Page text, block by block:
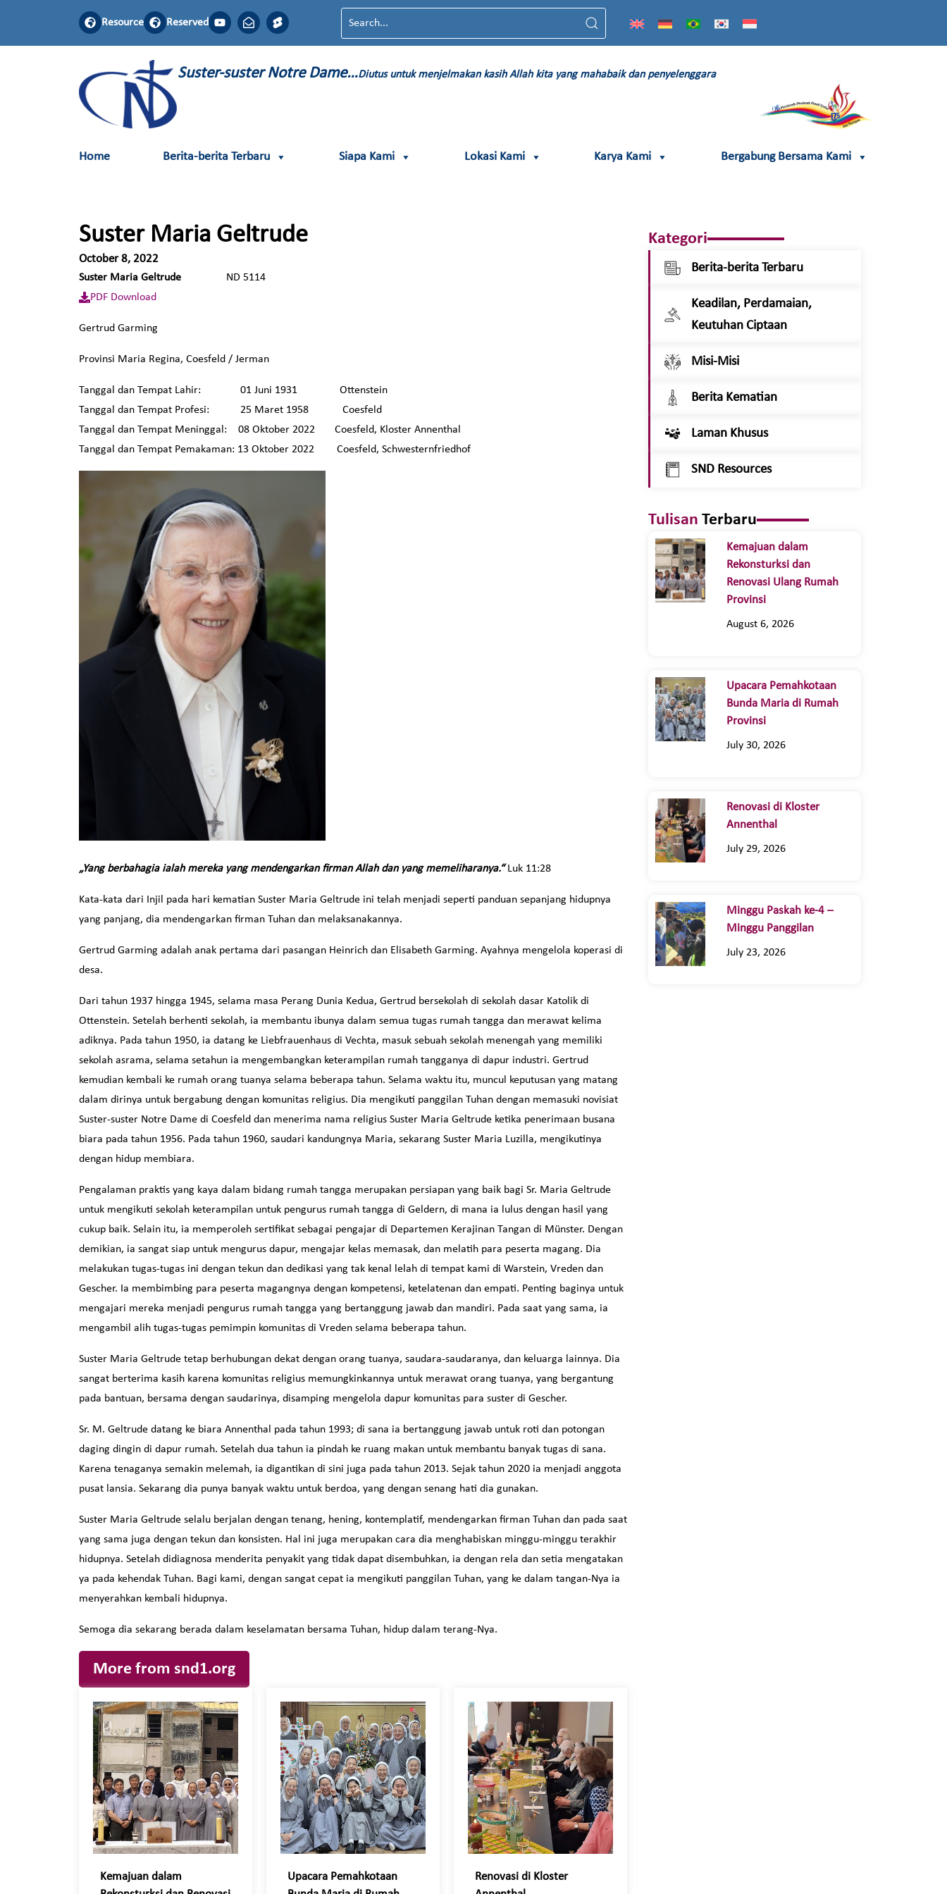
Resource Reserved
Suster-suster Notre Dame…Diutus untuk menjelmakan kasih Allah kita yang mahabaik dan penyelenggara
Home Berita-berita Terbaru Siapa Kami Lokasi Kami Karya Kami Bergabung Bersama Kami
Suster Maria Geltrude
October 8, 2022
Suster Maria Geltrude
ND 5114
PDF Download
Gertrud Garming
Provinsi Maria Regina, Coesfeld / Jerman
Tanggal dan Tempat Lahir: 01 Juni 1931 Ottenstein
Tanggal dan Tempat Profesi: 25 Maret 1958 Coesfeld
Tanggal dan Tempat Meninggal: 08 Oktober 2022 Coesfeld, Kloster Annenthal
Tanggal dan Tempat Pemakaman: 13 Oktober 2022 Coesfeld, Schwesternfriedhof
„Yang berbahagia ialah mereka yang mendengarkan firman Allah dan yang memeliharanya.“Luk 11:28
Kata-kata dari Injil pada hari kematian Suster Maria Geltrude ini telah menjadi seperti panduan sepanjang hidupnya
yang panjang, dia mendengarkan firman Tuhan dan melaksanakannya.
Gertrud Garming adalah anak pertama dari pasangan Heinrich dan Elisabeth Garming. Ayahnya mengelola koperasi di
desa.
Dari tahun 1937 hingga 1945, selama masa Perang Dunia Kedua, Gertrud bersekolah di sekolah dasar Katolik di
Ottenstein. Setelah berhenti sekolah, ia membantu ibunya dalam semua tugas rumah tangga dan merawat kelima
adiknya. Pada tahun 1950, ia datang ke Liebfrauenhaus di Vechta, masuk sebuah sekolah menengah yang memiliki
sekolah asrama, selama setahun ia mengembangkan keterampilan rumah tangganya di dapur industri. Gertrud
kemudian kembali ke rumah orang tuanya selama beberapa tahun. Selama waktu itu, muncul keputusan yang matang
dalam dirinya untuk bergabung dengan komunitas religius. Dia mengikuti panggilan Tuhan dengan memasuki novisiat
Suster-suster Notre Dame di Coesfeld dan menerima nama religius Suster Maria Geltrude ketika penerimaan busana
biara pada tahun 1956. Pada tahun 1960, saudari kandungnya Maria, sekarang Suster Maria Luzilla, mengikutinya
dengan hidup membiara.
Pengalaman praktis yang kaya dalam bidang rumah tangga merupakan persiapan yang baik bagi Sr. Maria Geltrude
untuk mengikuti sekolah keterampilan untuk pengurus rumah tangga di Geldern, di mana ia lulus dengan hasil yang
cukup baik. Selain itu, ia memperoleh sertifikat sebagai pengajar di Departemen Kerajinan Tangan di Münster. Dengan
demikian, ia sangat siap untuk mengurus dapur, mengajar kelas memasak, dan melatih para peserta magang. Dia
melakukan tugas-tugas ini dengan tekun dan dedikasi yang tak kenal lelah di tempat kami di Warstein, Vreden dan
Gescher. Ia membimbing para peserta magangnya dengan kompetensi, ketelatenan dan empati. Penting baginya untuk
mengajari mereka menjadi pengurus rumah tangga yang bertanggung jawab dan mandiri. Pada saat yang sama, ia
mengambil alih tugas-tugas pemimpin komunitas di Vreden selama beberapa tahun.
Suster Maria Geltrude tetap berhubungan dekat dengan orang tuanya, saudara-saudaranya, dan keluarga lainnya. Dia
sangat berterima kasih karena komunitas religius memungkinkannya untuk merawat orang tuanya, yang bergantung
pada bantuan, bersama dengan saudarinya, disamping mengelola dapur komunitas para suster di Gescher.
Sr. M. Geltrude datang ke biara Annenthal pada tahun 1993; di sana ia bertanggung jawab untuk roti dan potongan
daging dingin di dapur rumah. Setelah dua tahun ia pindah ke ruang makan untuk membantu banyak tugas di sana.
Karena tenaganya semakin melemah, ia digantikan di sini juga pada tahun 2013. Sejak tahun 2020 ia menjadi anggota
pusat lansia. Sekarang dia punya banyak waktu untuk berdoa, yang dengan senang hati dia gunakan.
Suster Maria Geltrude selalu berjalan dengan tenang, hening, kontemplatif, mendengarkan firman Tuhan dan pada saat
yang sama juga dengan tekun dan konsisten. Hal ini juga merupakan cara dia menghabiskan minggu-minggu terakhir
hidupnya. Setelah didiagnosa menderita penyakit yang tidak dapat disembuhkan, ia dengan rela dan setia mengatakan
ya pada kehendak Tuhan. Bagi kami, dengan sangat cepat ia mengikuti panggilan Tuhan, yang ke dalam tangan-Nya ia
menyerahkan kembali hidupnya.
Semoga dia sekarang berada dalam keselamatan bersama Tuhan, hidup dalam terang-Nya.
More from snd1.org
Kemajuan dalam
Upacara Pemahkotaan
Renovasi di Kloster
Kategori
Berita-berita Terbaru
Keadilan, Perdamaian,
Keutuhan Ciptaan
Misi-Misi
Berita Kematian
Laman Khusus
SND Resources
Tulisan Terbaru
Kemajuan dalam
Rekonsturksi dan
Renovasi Ulang Rumah
Provinsi
August 6, 2026
Upacara Pemahkotaan
Bunda Maria di Rumah
Provinsi
July 30, 2026
Renovasi di Kloster
Annenthal
July 29, 2026
Minggu Paskah ke-4 –
Minggu Panggilan
July 23, 2026